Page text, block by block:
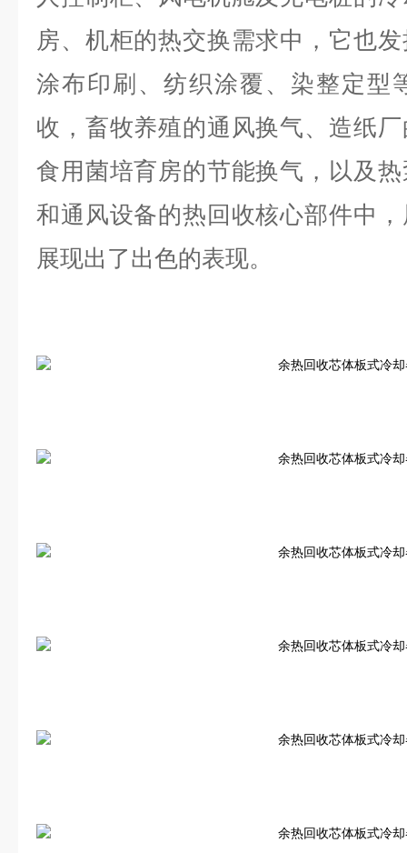
房、机柜的热交换需求中，它也
涂布印刷、纺织涂覆、染整定型
收，畜牧养殖的通风换气、造纸
食用菌培育房的节能换气，以及
和通风设备的热回收核心部件中
展现出了出色的表现。